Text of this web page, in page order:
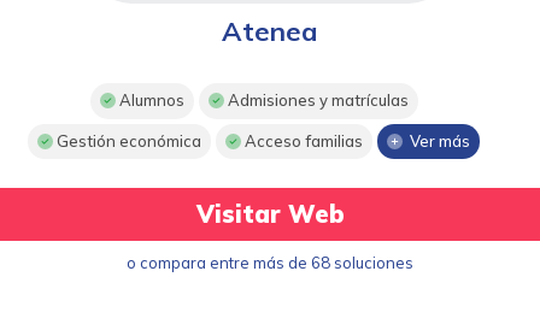
Atenea
Alumnos Admisiones y matrículas
Gestión económica Acceso familias Ver más
Visitar Web
o compara entre más de 68 soluciones